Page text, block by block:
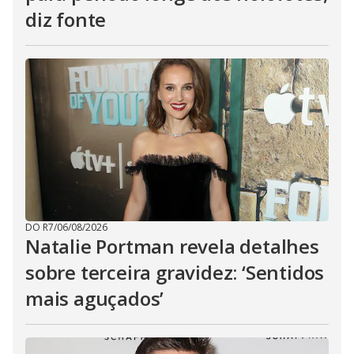
diz fonte
DO R7/06/08/2026
Natalie Portman revela detalhes
sobre terceira gravidez: ‘Sentidos
mais aguçados’